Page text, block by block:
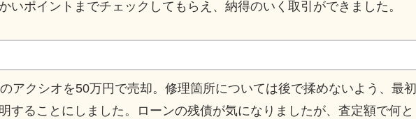
いポイントまでチェックしてもらえ、納得のいく取引ができました。
アクシオを50万円で売却。修理箇所については後で揉めないよう、最初
することにしました。ローンの残債が気になりましたが、査定額で何と